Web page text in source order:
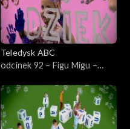
Teledysk ABC
odcinek 92 – Figu Migu –